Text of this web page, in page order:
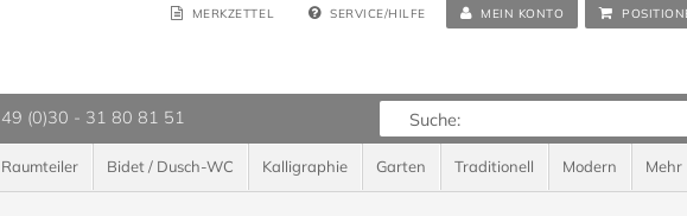
MERKZETTEL SERVICE/HILFE MEIN KONTO
(0)30 - 31 80 81 51
Raumteiler Bidet / Dusch-WC Kalligraphie Garten Traditionell Modern Mehr